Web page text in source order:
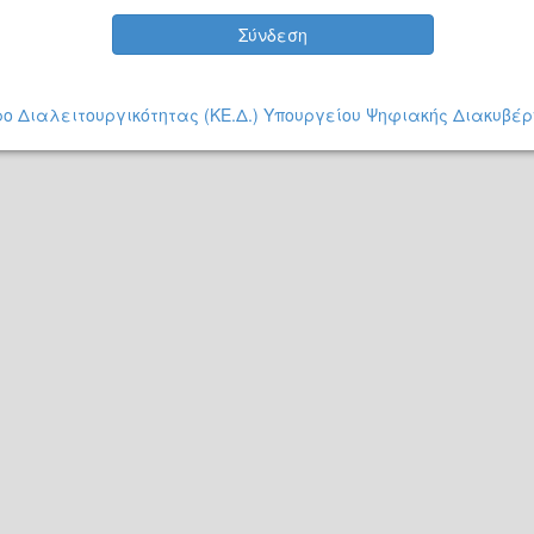
Σύνδεση
Διαλειτουργικότητας (ΚΕ.Δ.) Υπουργείου Ψηφιακής